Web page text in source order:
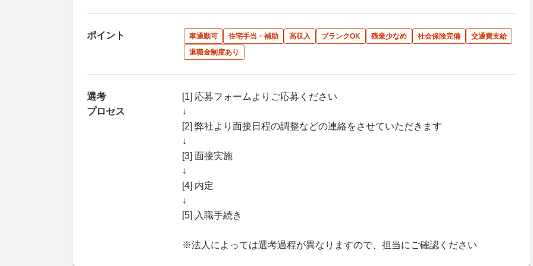
ポイント 車通勤可 住宅手当・補助 高収入 ブランクOK 残業少なめ 社会保険完備
交通費支給
退職金制度あり
選考
プロセス
[1] 応募フォームよりご応募ください
↓
[2] 弊社より面接日程の調整などの連絡をさせていただきます
↓
[3] 面接実施
↓
[4] 内定
↓
[5] 入職手続き
※法人によっては選考過程が異なりますので、担当にご確認ください